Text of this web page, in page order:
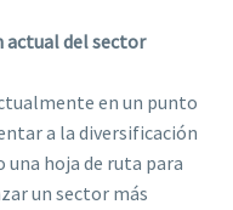
actual del sector
en un punto
a la diversificación
una hoja de ruta para
un sector más